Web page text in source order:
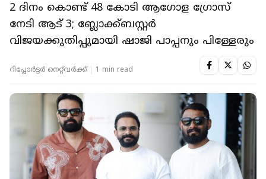
2 ദിനം കൊണ്ട് 48 കോടി ആഗോള ഗ്രോസ്
നേടി ആട് 3; ബ്ലോക്ക്ബസ്റ്റർ
വിജയക്കുതിപ്പുമായി ഷാജി പാപ്പനും പിള്ളേരും
റിപ്പോർട്ടർ നെറ്റ്‌വര്‍ക്ക്‌ 1 min read